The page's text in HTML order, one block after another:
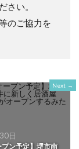
さい。
のご協力を
Next
日
プン予定】堺市南